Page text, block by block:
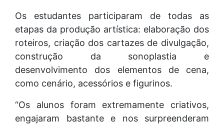
Os estudantes participaram de todas as
etapas da produção artística: elaboração dos
roteiros, criação dos cartazes de divulgação,
construção da sonoplastia e
desenvolvimento dos elementos de cena,
como cenário, acessórios e figurinos.
“Os alunos foram extremamente criativos,
engajaram bastante e nos surpreenderam